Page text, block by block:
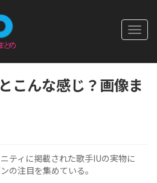
こんな感じ？画像ま
ティに掲載された歌手IUの実物に
の注目を集めている。